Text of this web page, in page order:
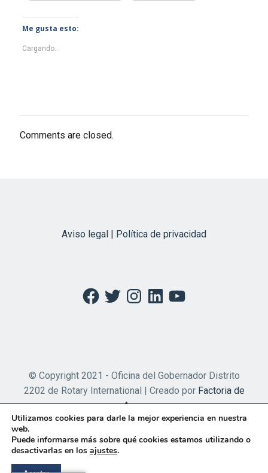
Me gusta esto:
Cargando...
Comments are closed.
Aviso legal | Política de privacidad
Facebook
TwitterInstagramLinkedInYouTube
© Copyright 2021 - Oficina del Gobernador Distrito
2202 de Rotary International | Creado por Factoria de
Apps
Utilizamos cookies para darle la mejor experiencia en nuestra
web.
Puede informarse más sobre qué cookies estamos utilizando o
desactivarlas en los ajustes.